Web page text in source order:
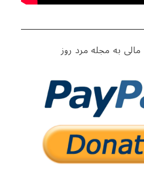
به مجله مرد روز